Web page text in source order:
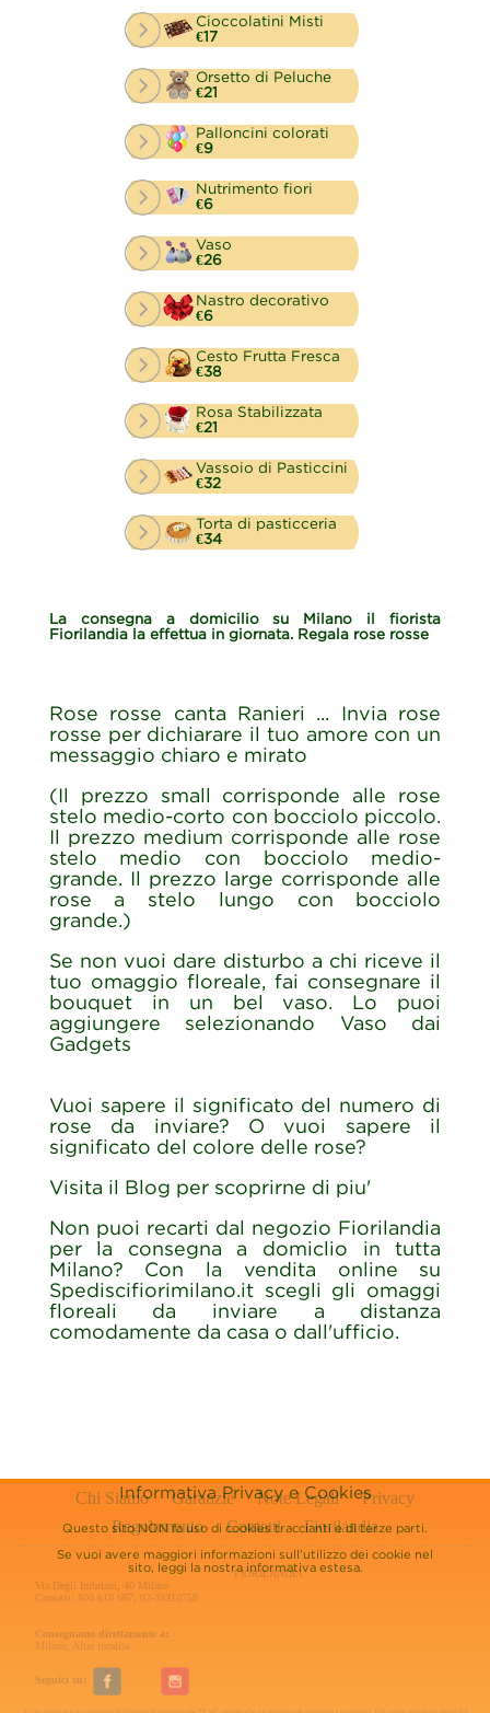
Cioccolatini Misti
€17
Orsetto di Peluche
€21
Palloncini colorati
€9
Nutrimento fiori
€6
Vaso
€26
Nastro decorativo
€6
Cesto Frutta Fresca
€38
Rosa Stabilizzata
€21
Vassoio di Pasticcini
€32
Torta di pasticceria
€34
La consegna a domicilio su Milano il fiorista
Fiorilandia la effettua in giornata. Regala rose rosse
Rose rosse canta Ranieri ... Invia rose
rosse per dichiarare il tuo amore con un
messaggio chiaro e mirato
(Il prezzo small corrisponde alle rose
stelo medio-corto con bocciolo piccolo.
Il prezzo medium corrisponde alle rose
stelo medio con bocciolo medio-
grande. Il prezzo large corrisponde alle
rose a stelo lungo con bocciolo
grande.)
Se non vuoi dare disturbo a chi riceve il
tuo omaggio floreale, fai consegnare il
bouquet in un bel vaso. Lo puoi
aggiungere selezionando Vaso dai
Gadgets
Vuoi sapere il significato del numero di
rose da inviare? O vuoi sapere il
significato del colore delle rose?
Visita il Blog per scoprirne di piu'
Non puoi recarti dal negozio Fiorilandia
per la consegna a domiclio in tutta
Milano? Con la vendita online su
Spediscifiorimilano.it scegli gli omaggi
floreali da inviare a distanza
comodamente da casa o dall'ufficio.
Chi Siamo Garanzie Note Legali
Privacy
Regolamento
Contatti Fiorilandia
FIORILANDIA
Via Degli Imbriani, 40 Milano
Contatti: 800 618 667, 02-39310758
Consegnamo direttamente a:
Milano, Altre localita
Seguici su:
Informativa Privacy e Cookies
Questo sito NON fa uso di cookies traccianti e di terze parti.
Se vuoi avere maggiori informazioni sull'utilizzo dei cookie nel
sito, leggi la nostra informativa estesa.